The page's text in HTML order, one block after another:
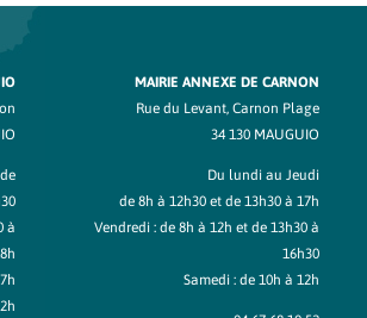
à
MAIRIE ANNEXE DE CARNON
Rue du Levant, Carnon Plage
34 130 MAUGUIO
Du lundi au Jeudi
de 8h à 12h30 et de 13h30 à 17h
Vendredi : de 8h à 12h et de 13h30 à
16h30
Samedi : de 10h à 12h